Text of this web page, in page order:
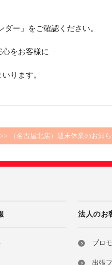
ー」をご確認ください。
をお客様に
ります。
>> （名古屋北店）週末休業のお知
法人のお
プロ
出張